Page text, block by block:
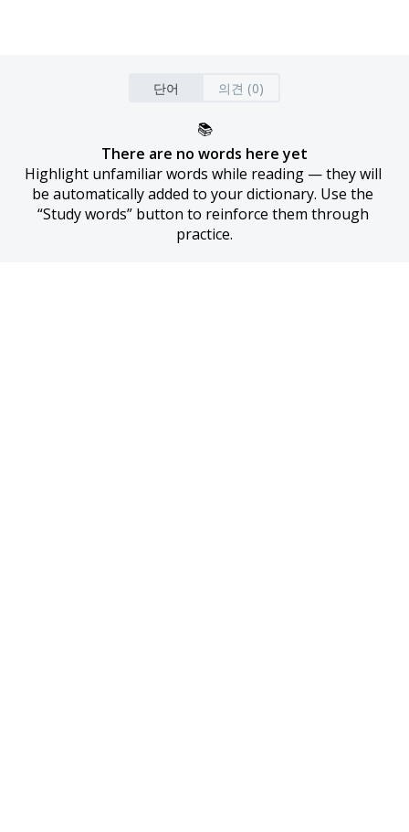
단어 의견 (0)
📚
There are no words here yet
Highlight unfamiliar words while reading — they will
be automatically added to your dictionary. Use the
“Study words” button to reinforce them through
practice.